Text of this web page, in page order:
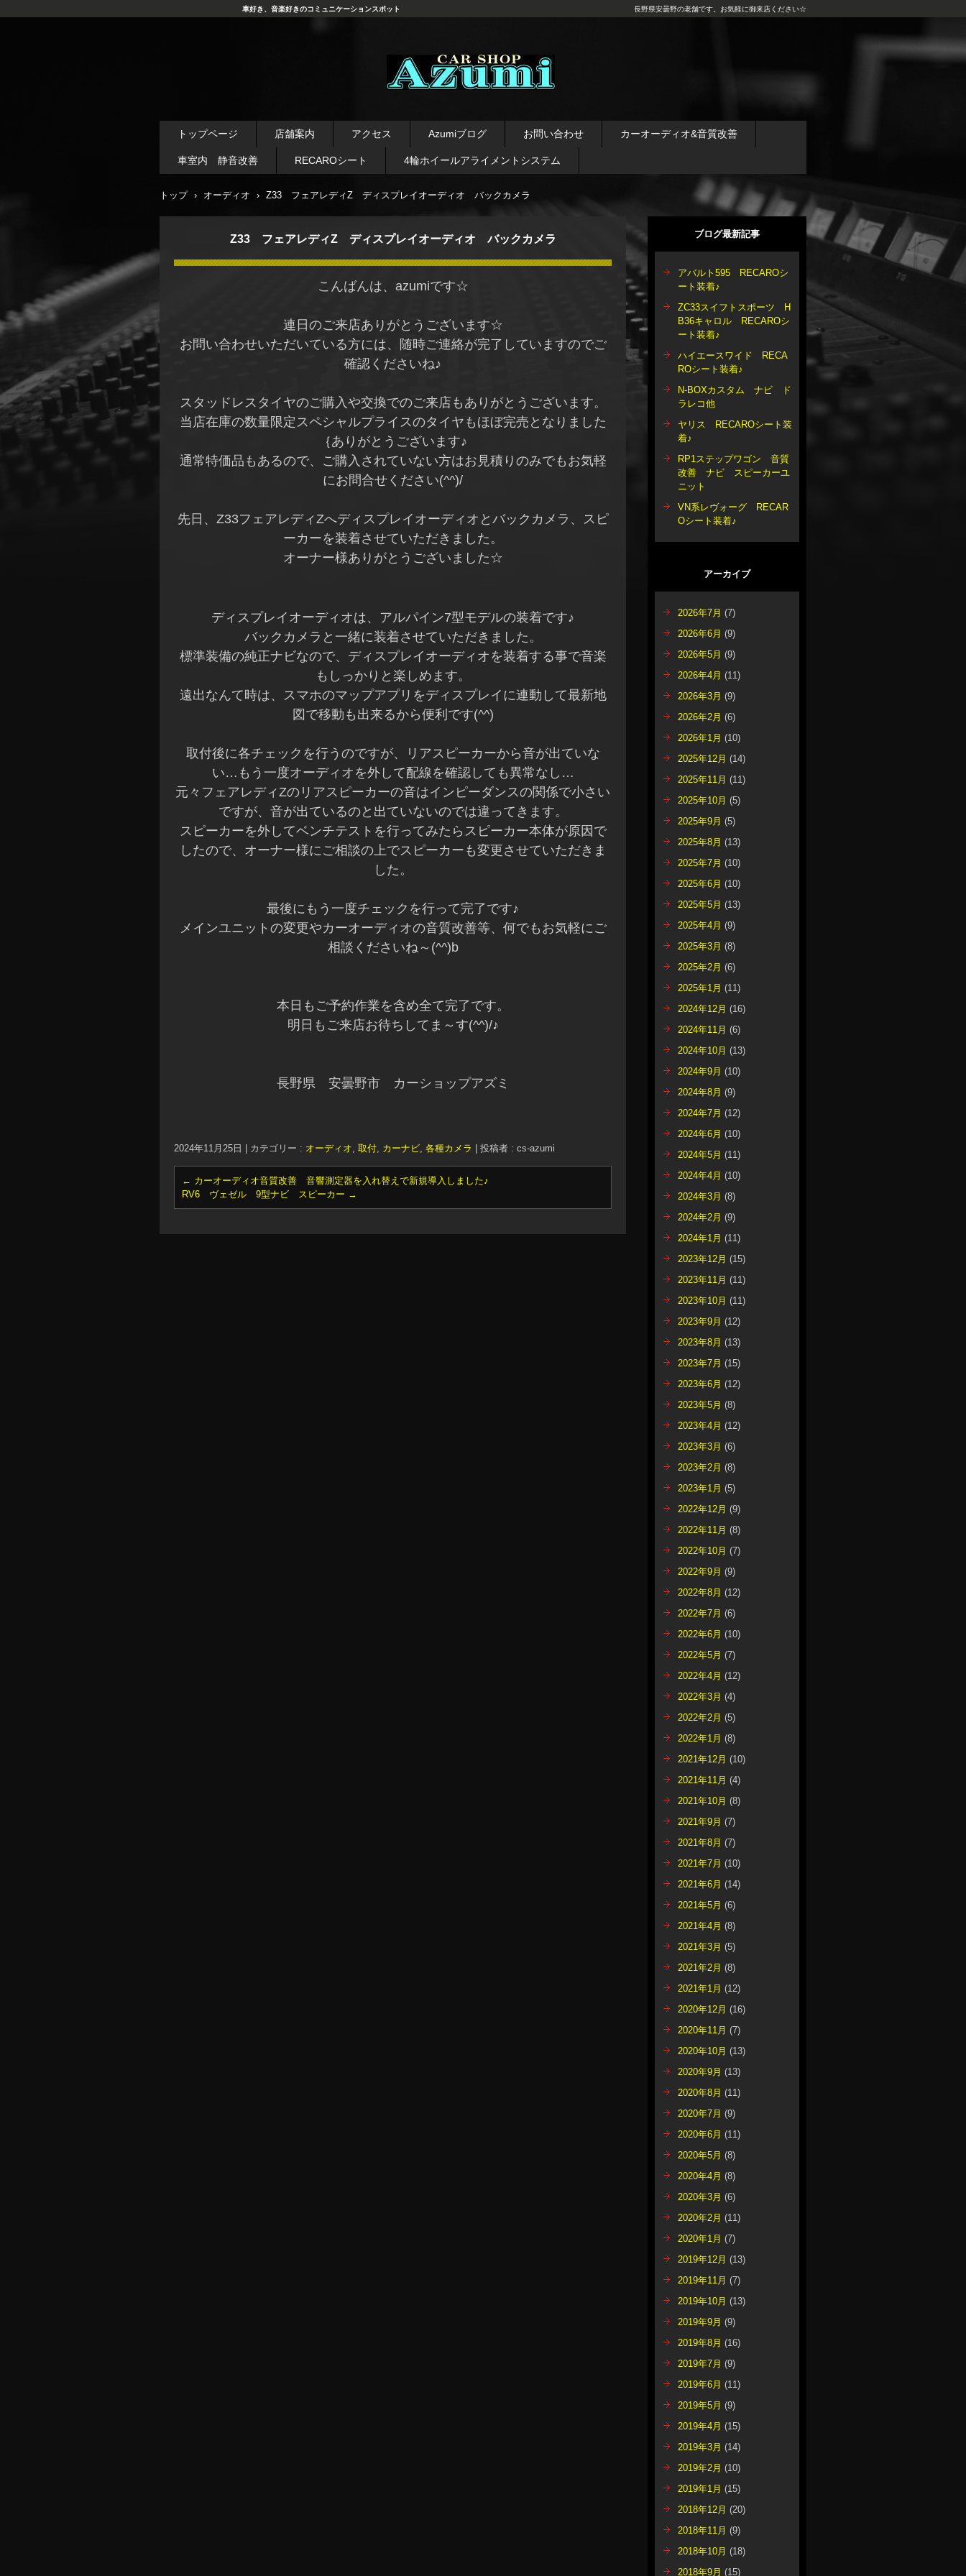
イール デッドニング カーオ
ーディオ レカロシート
車好き、音楽好きのコミュニケーションスポット 長野県安曇野の老舗です。お気軽に御来店ください☆
トップページ 店舗案内 アクセス Azumiブログ お問い合わせ カーオーディオ&音質改善
車室内 静音改善 RECAROシート 4輪ホイールアライメントシステム
トップ › オーディオ › Z33 フェアレディZ ディスプレイオーディオ バックカメラ
Z33 フェアレディZ ディスプレイオーディオ バックカメラ
こんばんは、azumiです☆
連日のご来店ありがとうございます☆
お問い合わせいただいている方には、随時ご連絡が完了していますのでご
確認くださいね♪
スタッドレスタイヤのご購入や交換でのご来店もありがとうございます。
当店在庫の数量限定スペシャルプライスのタイヤもほぼ完売となりました
｛ありがとうございます♪
通常特価品もあるので、ご購入されていない方はお見積りのみでもお気軽
にお問合せください(^^)/
先日、Z33フェアレディZへディスプレイオーディオとバックカメラ、スピ
ーカーを装着させていただきました。
オーナー様ありがとうございました☆
ディスプレイオーディオは、アルパイン7型モデルの装着です♪
バックカメラと一緒に装着させていただきました。
標準装備の純正ナビなので、ディスプレイオーディオを装着する事で音楽
もしっかりと楽しめます。
遠出なんて時は、スマホのマップアプリをディスプレイに連動して最新地
図で移動も出来るから便利です(^^)
取付後に各チェックを行うのですが、リアスピーカーから音が出ていな
い…もう一度オーディオを外して配線を確認しても異常なし…
元々フェアレディZのリアスピーカーの音はインピーダンスの関係で小さい
ですが、音が出ているのと出ていないのでは違ってきます。
スピーカーを外してベンチテストを行ってみたらスピーカー本体が原因で
したので、オーナー様にご相談の上でスピーカーも変更させていただきま
した。
最後にもう一度チェックを行って完了です♪
メインユニットの変更やカーオーディオの音質改善等、何でもお気軽にご
相談くださいね～(^^)b
本日もご予約作業を含め全て完了です。
明日もご来店お待ちしてま～す(^^)/♪
長野県 安曇野市 カーショップアズミ
2024年11月25日 カテゴリー : オーディオ, 取付, カーナビ, 各種カメラ 投稿者 : cs-azumi
← カーオーディオ音質改善 音響測定器を入れ替えで新規導入しました♪
RV6 ヴェゼル 9型ナビ スピーカー →
ブログ最新記事
アバルト595 RECAROシ
ート装着♪
ZC33スイフトスポーツ H
B36キャロル RECAROシ
ート装着♪
ハイエースワイド RECA
ROシート装着♪
N-BOXカスタム ナビ ド
ラレコ他
ヤリス RECAROシート装
着♪
RP1ステップワゴン 音質
改善 ナビ スピーカーユ
ニット
VN系レヴォーグ RECAR
Oシート装着♪
アーカイブ
2026年7月 (7)
2026年6月 (9)
2026年5月 (9)
2026年4月 (11)
2026年3月 (9)
2026年2月 (6)
2026年1月 (10)
2025年12月 (14)
2025年11月 (11)
2025年10月 (5)
2025年9月 (5)
2025年8月 (13)
2025年7月 (10)
2025年6月 (10)
2025年5月 (13)
2025年4月 (9)
2025年3月 (8)
2025年2月 (6)
2025年1月 (11)
2024年12月 (16)
2024年11月 (6)
2024年10月 (13)
2024年9月 (10)
2024年8月 (9)
2024年7月 (12)
2024年6月 (10)
2024年5月 (11)
2024年4月 (10)
2024年3月 (8)
2024年2月 (9)
2024年1月 (11)
2023年12月 (15)
2023年11月 (11)
2023年10月 (11)
2023年9月 (12)
2023年8月 (13)
2023年7月 (15)
2023年6月 (12)
2023年5月 (8)
2023年4月 (12)
2023年3月 (6)
2023年2月 (8)
2023年1月 (5)
2022年12月 (9)
2022年11月 (8)
2022年10月 (7)
2022年9月 (9)
2022年8月 (12)
2022年7月 (6)
2022年6月 (10)
2022年5月 (7)
2022年4月 (12)
2022年3月 (4)
2022年2月 (5)
2022年1月 (8)
2021年12月 (10)
2021年11月 (4)
2021年10月 (8)
2021年9月 (7)
2021年8月 (7)
2021年7月 (10)
2021年6月 (14)
2021年5月 (6)
2021年4月 (8)
2021年3月 (5)
2021年2月 (8)
2021年1月 (12)
2020年12月 (16)
2020年11月 (7)
2020年10月 (13)
2020年9月 (13)
2020年8月 (11)
2020年7月 (9)
2020年6月 (11)
2020年5月 (8)
2020年4月 (8)
2020年3月 (6)
2020年2月 (11)
2020年1月 (7)
2019年12月 (13)
2019年11月 (7)
2019年10月 (13)
2019年9月 (9)
2019年8月 (16)
2019年7月 (9)
2019年6月 (11)
2019年5月 (9)
2019年4月 (15)
2019年3月 (14)
2019年2月 (10)
2019年1月 (15)
2018年12月 (20)
2018年11月 (9)
2018年10月 (18)
2018年9月 (15)